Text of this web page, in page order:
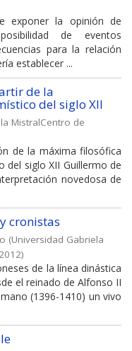
exponer la opinión de
de eventos
para la relación
establecer ...
de la
del siglo XII
MistralCentro de
de la máxima filosófica
siglo XII Guillermo de
novedosa de
cronistas
(Universidad Gabriela
2012)
de la línea dinástica
el reinado de Alfonso II
(1396-1410) un vivo